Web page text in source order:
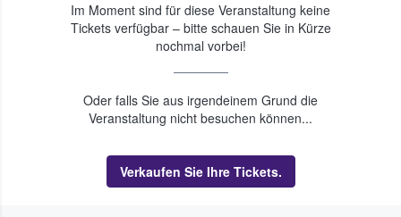
Im Moment sind für diese Veranstaltung keine
Tickets verfügbar – bitte schauen Sie in Kürze
nochmal vorbei!
Oder falls Sie aus irgendeinem Grund die
Veranstaltung nicht besuchen können...
Verkaufen Sie Ihre Tickets.